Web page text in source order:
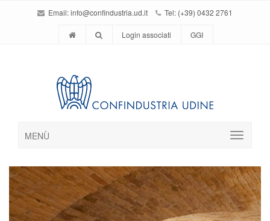
Email:info@confindustria.ud.it Tel: (+39) 0432 2761
Login associati GGI
MENÙ